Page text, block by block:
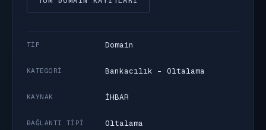
TIP Domain
KATEGORI Bankacılık - Oltalama
KAYNAK İHBAR
BAĞLANTI TIPI Oltalama